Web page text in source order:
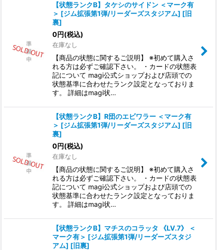
【状態ランクB】タケシのサイドン ＜マーク有
＞ [ジム拡張第1弾/リーダーズスタジアム] [旧
裏]
0円(税込)
在庫なし
【商品の状態に関するご説明】 ※初めて購入さ
れる方は必ずご確認下さい。 ・カードの状態表
記について magi公式ショップおよび店頭での
状態基準に合わせたランク設定となっておりま
す。 詳細はmagi状…
【状態ランクB】R団のエビワラー ＜マーク有
＞ [ジム拡張第1弾/リーダーズスタジアム] [旧
裏]
0円(税込)
在庫なし
【商品の状態に関するご説明】 ※初めて購入さ
れる方は必ずご確認下さい。 ・カードの状態表
記について magi公式ショップおよび店頭での
状態基準に合わせたランク設定となっておりま
す。 詳細はmagi状…
【状態ランクB】マチスのコラッタ 《LV.7》 ＜
マーク有＞ [ジム拡張第1弾/リーダーズスタジ
アム] [旧裏]